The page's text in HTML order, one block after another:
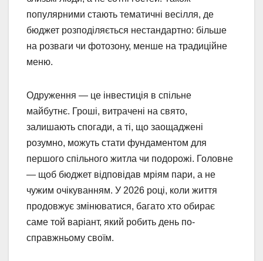
популярними стають тематичні весілля, де
бюджет розподіляється нестандартно: більше
на розваги чи фотозону, менше на традиційне
меню.
Одруження — це інвестиція в спільне
майбутнє. Гроші, витрачені на свято,
залишають спогади, а ті, що заощаджені
розумно, можуть стати фундаментом для
першого спільного житла чи подорожі. Головне
— щоб бюджет відповідав мріям пари, а не
чужим очікуванням. У 2026 році, коли життя
продовжує змінюватися, багато хто обирає
саме той варіант, який робить день по-
справжньому своїм.